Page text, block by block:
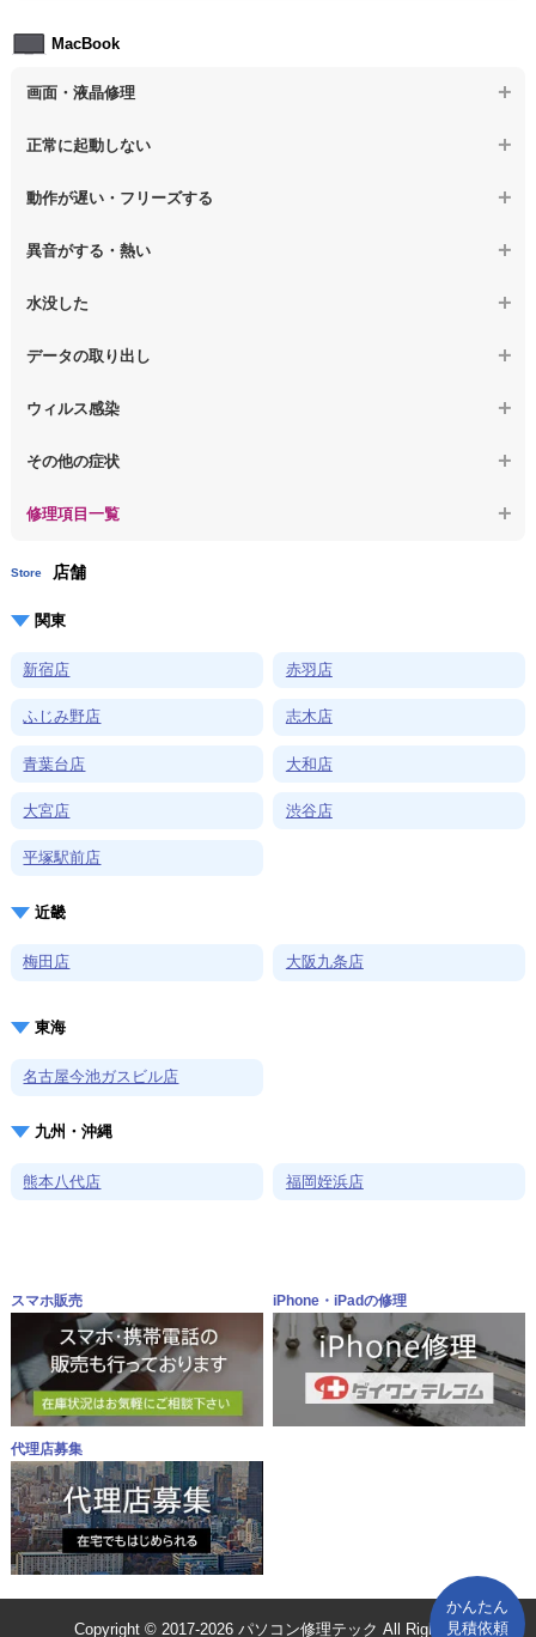
【ノートパソコン】ウィルス感染のその他の問題
【ノートパソコン】電源故障
【ノートパソコン】液晶ディスプレイ交換
【ノートパソコン】マザーボード修理
MacBook
画面・液晶修理
【macbook】画面の割れ・破損
かしい、チラつく等)
【macbook】症状が選択肢にない、よく分からない
正常に起動しない
【macbook】電源ボタンを押しても反応が無い
動作が遅い・フリーズする
異音がする・熱い
【macbook】パソコンから異音がする
水没した
【macbook】水没してパソコンが動かない
データの取り出し
【macbook】起動しないパソコンのデータを復旧
ウィルス感染
【macbook】特定のプログラムを削除したい
その他の症状
修理項目一覧
Store 店舗
関東
新宿店 赤羽店
ふじみ野店 志木店
青葉台店 大和店
大宮店 渋谷店
平塚駅前店
近畿
梅田店 大阪九条店
東海
名古屋今池ガスビル店
九州・沖縄
熊本八代店 福岡姪浜店
スマホ販売 iPhone・iPadの修理
代理店募集
かんたん
見積依頼
Copyright © 2017-2026 パソコン修理テック All Rights Reserved